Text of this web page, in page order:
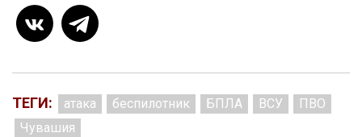
ТЕГИ: атака беспилотник БПЛА ВСУ
ПВО
Чувашия